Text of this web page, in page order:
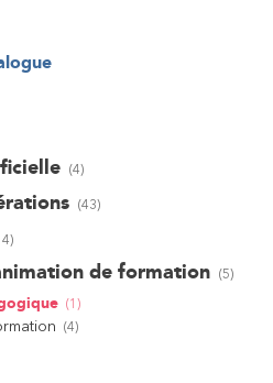
(4)
(43)
)
de formation (5)
(1 )
(4)